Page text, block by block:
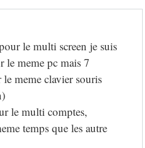
le multi screen je suis
le meme pc mais 7
meme clavier souris
le multi comptes,
temps que les autre